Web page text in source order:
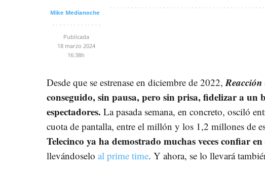
Mike Medianoche
Publicada
18 marzo 2024
16:38h
Desde que se estrenase en diciembre de 2022,
conseguido, sin pausa, pero sin prisa, fidelizar a un
espectadores. La pasada semana, en concreto, osciló
cuota de pantalla, entre el millón y los 1,2 millones de
Telecinco ya ha demostrado muchas veces confiar
llevándoselo al prime time. Y ahora, se lo llevará